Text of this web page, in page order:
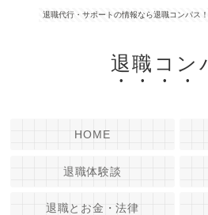
退職代行・サポートの情報なら退職コンパス
退職コン
HOME
退職体験談
退職とお金・法律